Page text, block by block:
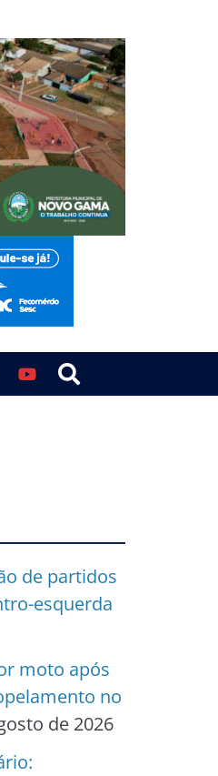
de partidos
esquerda
moto após
no
de 2026